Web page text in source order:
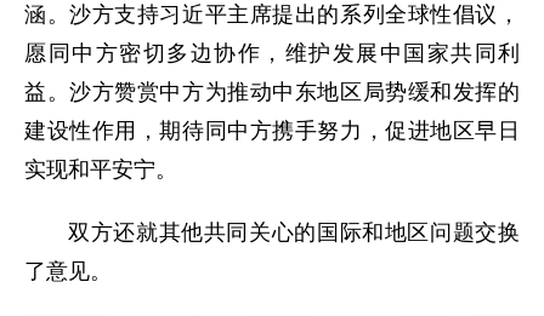
涵。沙方支持习近平主席提出的系列全球性倡议，
愿同中方密切多边协作，维护发展中国家共同利
益。沙方赞赏中方为推动中东地区局势缓和发挥的
建设性作用，期待同中方携手努力，促进地区早日
实现和平安宁。
双方还就其他共同关心的国际和地区问题交换
了意见。